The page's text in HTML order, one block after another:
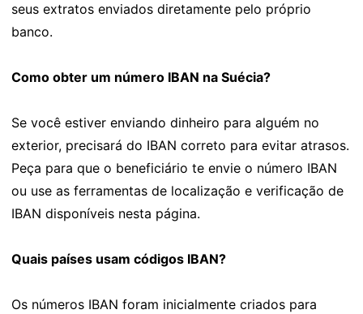
seus extratos enviados diretamente pelo próprio
banco.
Como obter um número IBAN na Suécia?
Se você estiver enviando dinheiro para alguém no
exterior, precisará do IBAN correto para evitar atrasos.
Peça para que o beneficiário te envie o número IBAN
ou use as ferramentas de localização e verificação de
IBAN disponíveis nesta página.
Quais países usam códigos IBAN?
Os números IBAN foram inicialmente criados para